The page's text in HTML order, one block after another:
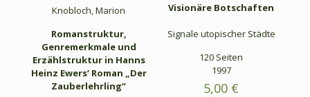
Knobloch, Marion
Romanstruktur,
Genremerkmale und
Erzählstruktur in Hanns
Heinz Ewers‘ Roman „Der
Zauberlehrling“
Visionäre Botschaften
Signale utopischer Städte
120 Seiten
1997
5,00 €